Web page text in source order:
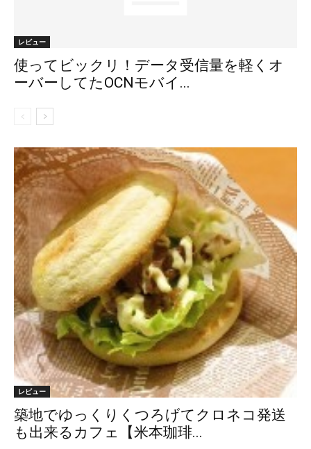
レビュー
使ってビックリ！データ受信量を軽くオ
ーバーしてたOCNモバイ...
レビュー
築地でゆっくりくつろげてクロネコ発送
も出来るカフェ【米本珈琲...